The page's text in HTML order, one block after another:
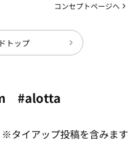
コンセプトページへ
トップ
#alotta
※タイアップ投稿を含みます